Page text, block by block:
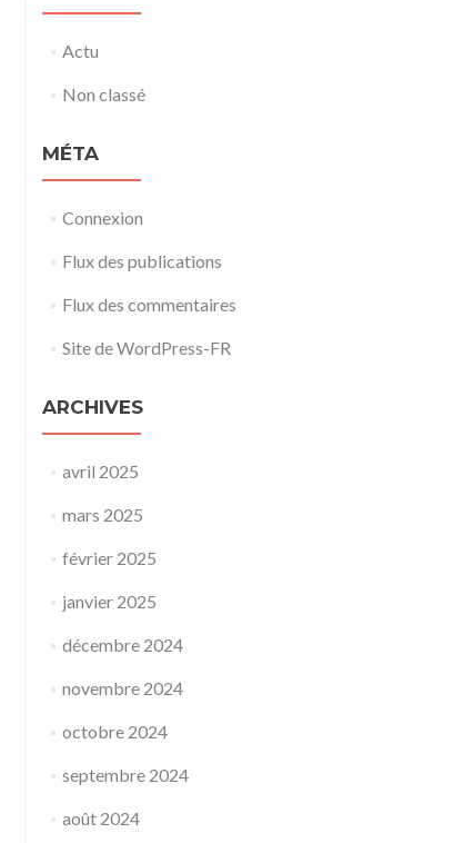
Actu
Non classé
MÉTA
Connexion
Flux des publications
Flux des commentaires
Site de WordPress-FR
ARCHIVES
avril 2025
mars 2025
février 2025
janvier 2025
décembre 2024
novembre 2024
octobre 2024
septembre 2024
août 2024